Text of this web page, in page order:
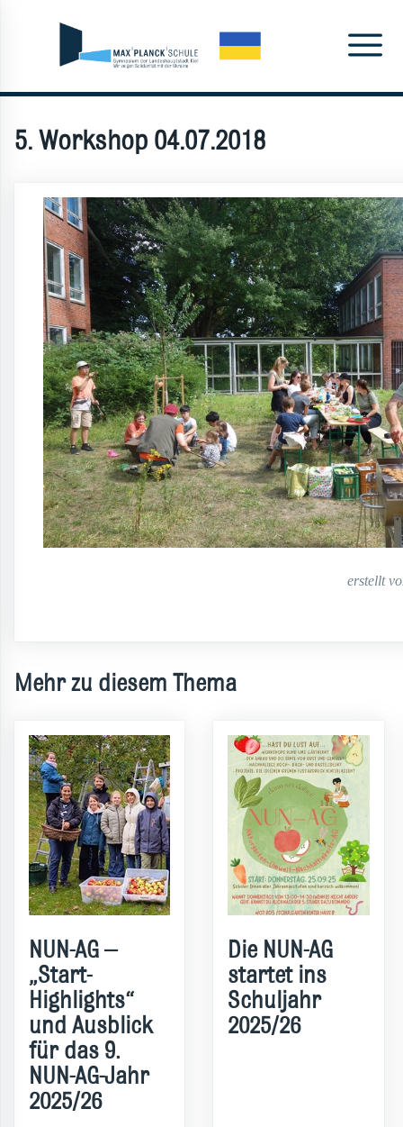
5. Workshop 04.07.2018
erstellt
Mehr zu diesem Thema
NUN-AG –
„Start-
Highlights“
und Ausblick
für das 9.
NUN-AG-Jahr
2025/26
Die NUN-AG
startet ins
Schuljahr
2025/26